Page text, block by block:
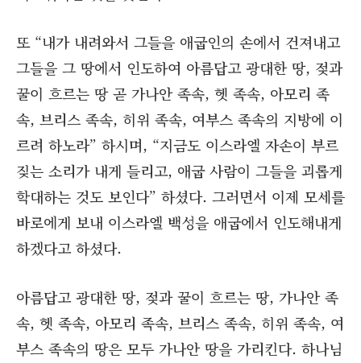
또 “내가 내려와서 그들을 애굽인의 손에서 건져내고
그들을 그 땅에서 인도하여 아름답고 광대한 땅, 젖과
꿀이 흐르는 땅 곧 가나안 족속, 헷 족속, 아모리 족
속, 브리스 족속, 히위 족속, 여부스 족속의 지방에 이
르려 하노라” 하시며, “지금도 이스라엘 자손이 부르
짖는 소리가 내게 들리고, 애굽 사람이 그들을 괴롭게
학대하는 것도 보인다” 하셨다. 그러면서 이제 모세를
바로에게 보내 이스라엘 백성을 애굽에서 인도해내게
하겠다고 하셨다.
아름답고 광대한 땅, 젖과 꿀이 흐르는 땅, 가나안 족
속, 헷 족속, 아모리 족속, 브리스 족속, 히위 족속, 여
부스 족속의 땅은 모두 가나안 땅을 가리킨다. 하나님